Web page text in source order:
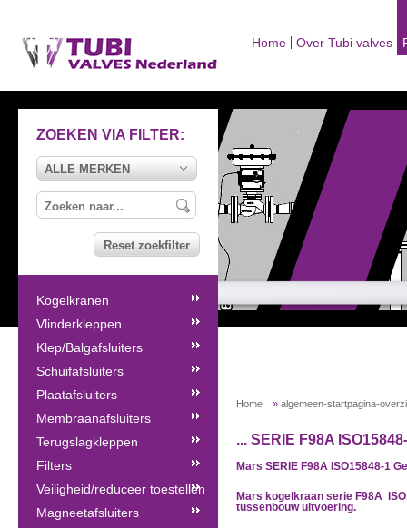
Home Over Tubi valves
Home » algemeen-startpagina-
... SERIE F98A
Mars SERIE F98A ISO15848-1
Mars kogelkraan serie F98A
tussenbouw uitvoering.
ZOEKEN VIA FILTER:
ALLE MERKEN
Reset zoekfilter
Kogelkranen
Vlinderkleppen
Klep/Balgafsluiters
Schuifafsluiters
Plaatafsluiters
Membraanafsluiters
Terugslagkleppen
Filters
Veiligheid/reduceer toestellen
Magneetafsluiters